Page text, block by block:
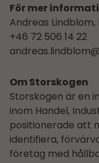
För mer
Andreas
+46 72 506 14 22
Om Storskogen
Storskogen är en
inom Handel,
positionerade att
identifiera,
företag med